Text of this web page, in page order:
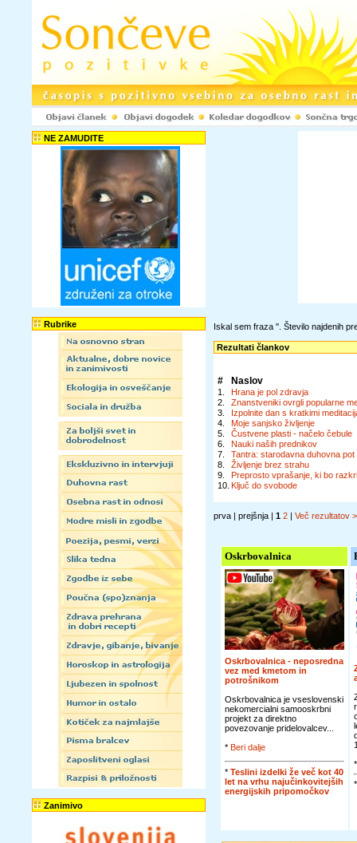
NE ZAMUDITE
Rubrike
Zanimivo
Iskal sem fraza ''. Število najdenih
Rezultati člankov
# Naslov
1.
Hrana je pol zdravja
2.
Znanstveniki ovrgli popularne
3.
Izpolnite dan s kratkimi
4.
Moje sanjsko življenje
5.
Čustvene plasti - načelo čebule
6.
Nauki naših prednikov
7.
Tantra: starodavna duhovna
8.
Življenje brez strahu
9.
Preprosto vprašanje, ki bo
10. Ključ do svobode
prva | prejšnja | 1 2 | Več rezultatov
Oskrbovalnica
Oskrbovalnica - neposredna
vez med kmetom in
potrošnikom
Oskrbovalnica je vseslovenski
nekomercialni samooskrbni
projekt za direktno
povezovanje pridelovalcev...
* Beri dalje
* Teslini izdelki že več kot 40
let na vrhu najučinkovitejših
energijskih pripomočkov